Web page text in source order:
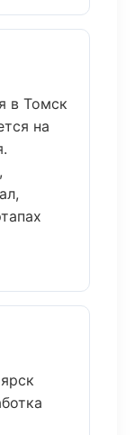
в Томск
на